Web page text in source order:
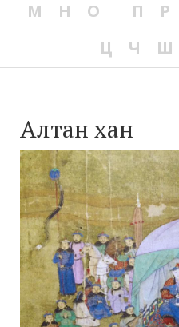
М
Н О П Р
Ц
Ч Ш
Алтан хан